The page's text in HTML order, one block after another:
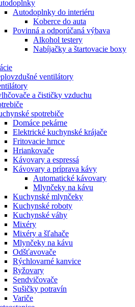
Autodoplnky do interiéru
Koberce do auta
Povinná a odporúčaná výbava
Alkohol testery
Nabíjačky a štartovacie boxy
ventilátory
a čističky vzduchu
spotrebiče
Domáce pekárne
Elektrické kuchynské krájače
Fritovacie hrnce
Hriankovače
Kávovary a espressá
Kávovary a príprava kávy
Automatické kávovary
Mlynčeky na kávu
Kuchynské mlynčeky
Kuchynské roboty
Kuchynské váhy
Mixéry
Mixéry a šľahače
Mlynčeky na kávu
Odšťavovače
Rýchlovarné kanvice
Ryžovary
Sendvičovače
Sušičky potravín
Variče